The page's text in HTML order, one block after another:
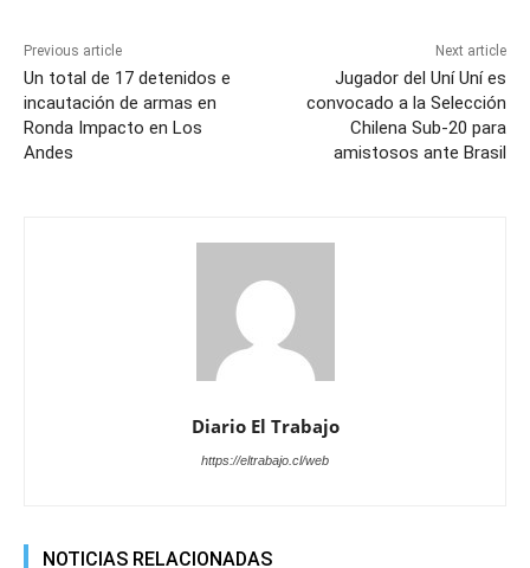
Previous article
Un total de 17 detenidos e
incautación de armas en
Ronda Impacto en Los
Andes
Next article
Jugador del Uní Uní es
convocado a la Selección
Chilena Sub-20 para
amistosos ante Brasil
Diario El Trabajo
https://eltrabajo.cl/web
NOTICIAS RELACIONADAS